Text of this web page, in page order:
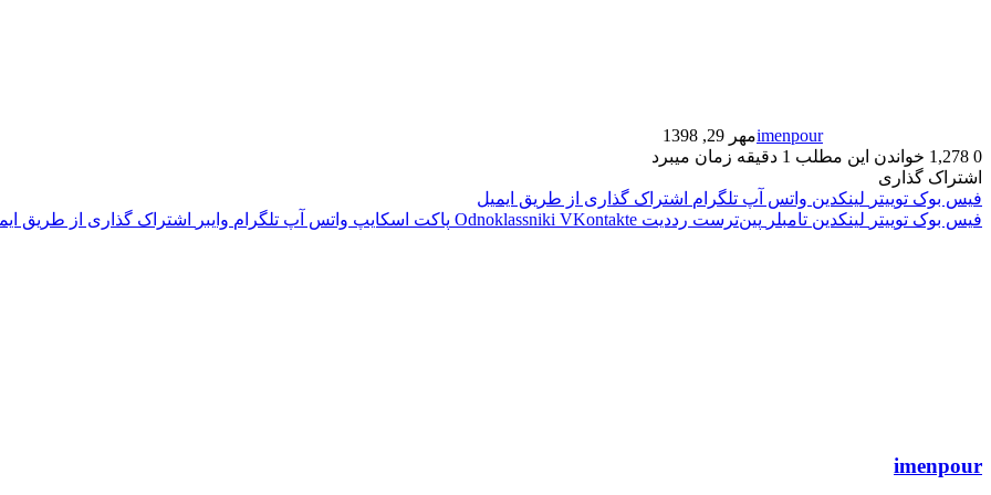
imenpourمهر 29, 1398
0
خواندن این مطلب 1 دقیقه زمان میبرد
اشتراک گذاری
فیس بوک توییتر لینکدین واتس آپ تلگرام اشتراک گذاری از طریق ایمیل
فیس بوک توییتر لینکدین ‫تامبلر ‫پین‌ترست ‫رددیت ‫VKontakte
‫Odnoklassniki پاکت اسکایپ واتس آپ تلگرام وایبر اشتراک گذاری از طریق
imenpour